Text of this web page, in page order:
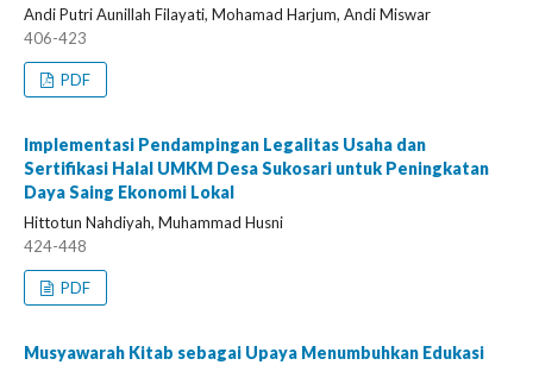
Andi Putri Aunillah Filayati, Mohamad Harjum, Andi Miswar
406-423
PDF
Implementasi Pendampingan Legalitas Usaha dan
Sertifikasi Halal UMKM Desa Sukosari untuk Peningkatan
Daya Saing Ekonomi Lokal
Hittotun Nahdiyah, Muhammad Husni
424-448
PDF
Musyawarah Kitab sebagai Upaya Menumbuhkan Edukasi